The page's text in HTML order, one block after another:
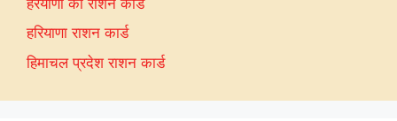
हरियाणा राशन कार्ड
हिमाचल प्रदेश राशन कार्ड